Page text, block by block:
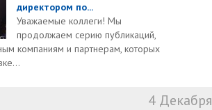
директором по...
Уважаемые коллеги! Мы
продолжаем серию публикаций,
компаниям и партнерам, которых
4 Декабря